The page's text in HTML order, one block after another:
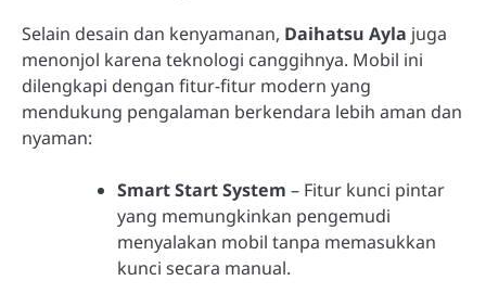
Selain desain dan kenyamanan, Daihatsu Ayla juga
menonjol karena teknologi canggihnya. Mobil ini
dilengkapi dengan fitur-fitur modern yang
mendukung pengalaman berkendara lebih aman dan
nyaman:
Smart Start System – Fitur kunci pintar
yang memungkinkan pengemudi
menyalakan mobil tanpa memasukkan
kunci secara manual.